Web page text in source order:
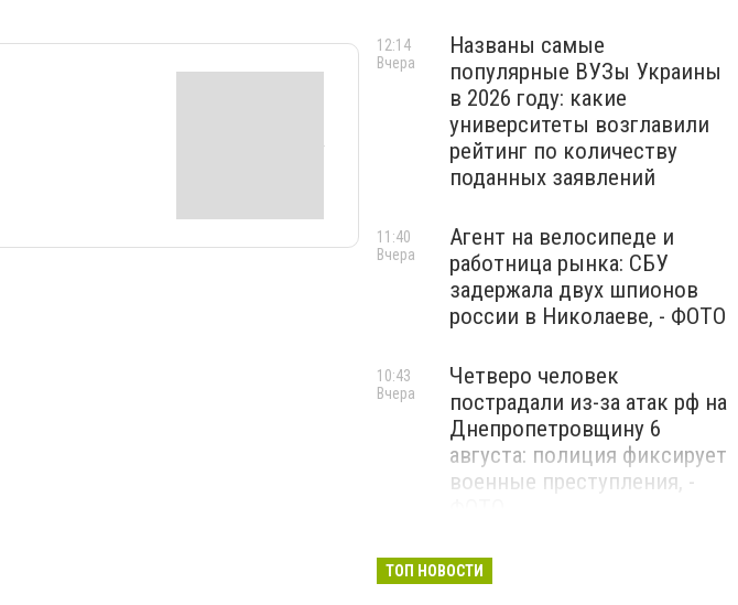
Названы самые
популярные ВУЗы Украины
в 2026 году: какие
университеты возглавили
рейтинг по количеству
поданных заявлений
12:14
Вчера
Агент на велосипеде и
работница рынка: СБУ
задержала двух шпионов
россии в Николаеве, - ФОТО
11:40
Вчера
Четверо человек
пострадали из-за атак рф на
Днепропетровщину 6
августа: полиция фиксирует
военные преступления, -
10:43
Вчера
Ночью россияне атаковали
09:08
Вчера
ТОП НОВОСТИ